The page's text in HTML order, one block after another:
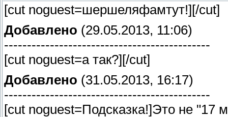
[cut noguest=шершеляфамтут!] [/cut]
Добавлено (29.05.2013, 11:06)
---------------------------------------------
[cut noguest=а так?] [/cut]
Добавлено (31.05.2013, 16:17)
---------------------------------------------
[cut noguest=Подсказка!]Это не "17